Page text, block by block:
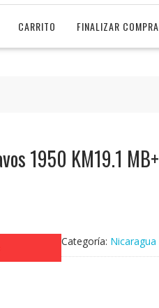
CARRITO FINALIZAR COMPRA
1950 KM19.1 MB+
Categoría: Nicaragua